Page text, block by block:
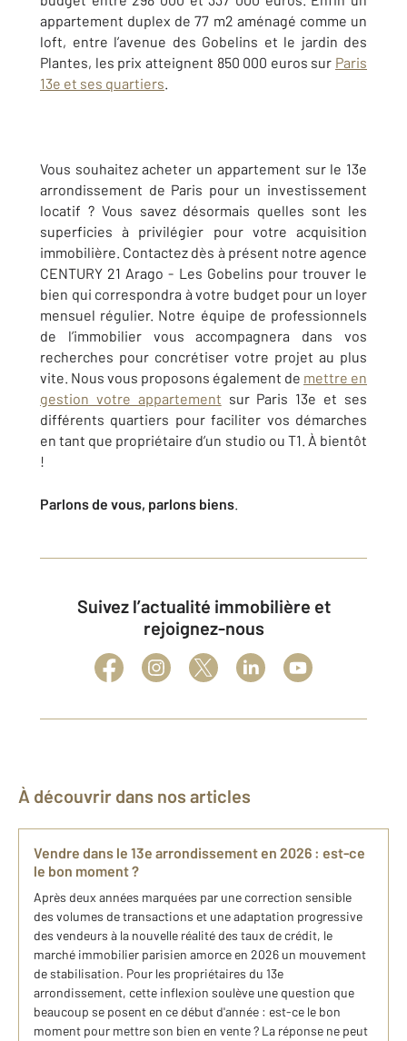
appartement duplex de 77 m2 aménagé comme un
loft, entre l’avenue des Gobelins et le jardin des
Plantes, les prix atteignent 850 000 euros sur Paris
13e et ses quartiers.
Vous souhaitez acheter un appartement sur le 13e
arrondissement de Paris pour un investissement
locatif ? Vous savez désormais quelles sont les
superficies à privilégier pour votre acquisition
immobilière. Contactez dès à présent notre agence
CENTURY 21 Arago - Les Gobelins pour trouver le
bien qui correspondra à votre budget pour un loyer
mensuel régulier. Notre équipe de professionnels
de l’immobilier vous accompagnera dans vos
recherches pour concrétiser votre projet au plus
vite. Nous vous proposons également de mettre en
gestion votre appartement sur Paris 13e et ses
différents quartiers pour faciliter vos démarches
en tant que propriétaire d’un studio ou T1. À bientôt
!
Parlons de vous, parlons biens.
Suivez l’actualité immobilière et
rejoignez-nous
À découvrir dans nos articles
Vendre dans le 13e arrondissement en 2026 : est-ce
le bon moment ?
Après deux années marquées par une correction sensible
des volumes de transactions et une adaptation progressive
des vendeurs à la nouvelle réalité des taux de crédit, le
marché immobilier parisien amorce en 2026 un mouvement
de stabilisation. Pour les propriétaires du 13e
arrondissement, cette inflexion soulève une question que
beaucoup se posent en ce début d'année : est-ce le bon
moment pour mettre son bien en vente ? La réponse ne peut